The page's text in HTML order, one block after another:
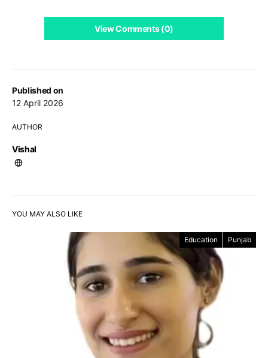
Published on
12 April 2026
AUTHOR
Vishal
View Comments (0)
YOU MAY ALSO LIKE
Education Punjab